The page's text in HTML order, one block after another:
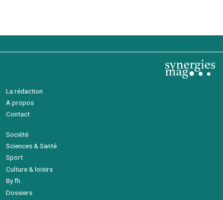
La rédaction
A propos
Contact
Société
Sciences & Santé
Sport
Culture & loisirs
By fh.
Dossiers